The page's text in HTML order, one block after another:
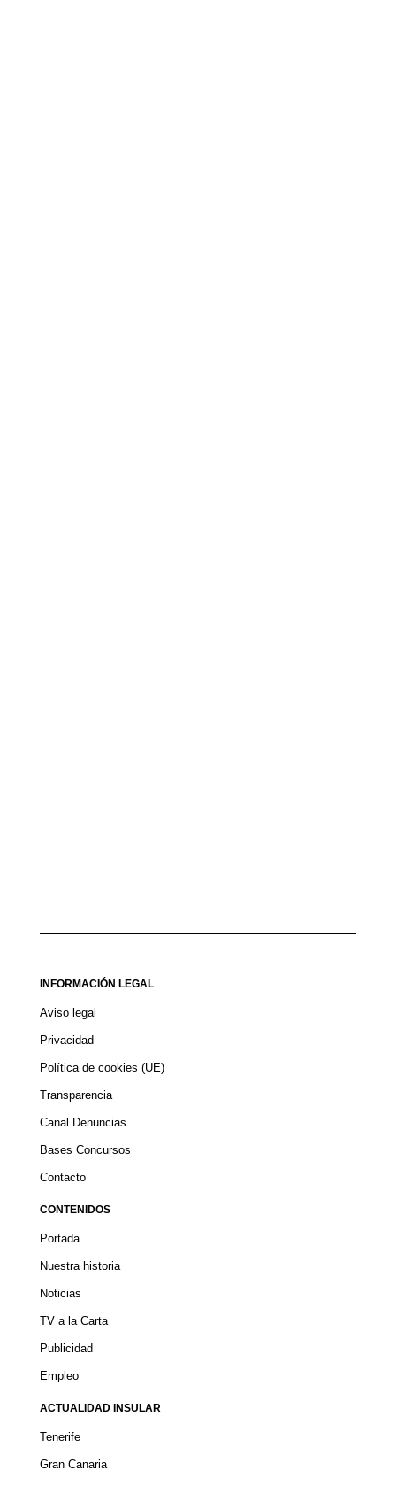
INFORMACIÓN LEGAL
Aviso legal
Privacidad
Política de cookies (UE)
Transparencia
Canal Denuncias
Bases Concursos
Contacto
CONTENIDOS
Portada
Nuestra historia
Noticias
TV a la Carta
Publicidad
Empleo
ACTUALIDAD INSULAR
Tenerife
Gran Canaria